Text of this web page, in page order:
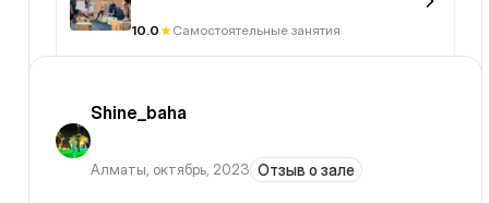
10.0 Самостоятельные занятия
Shine_baha
Алматы, октябрь, 2023 Отзыв о зале